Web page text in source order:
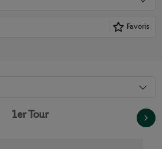
Favoris
1er Tour